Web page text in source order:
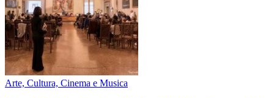
Arte, Cultura, Cinema e Musica